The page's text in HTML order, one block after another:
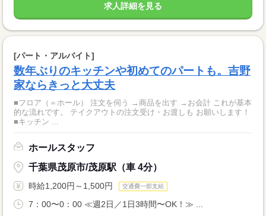
求人詳細を見る
[パート・アルバイト]
数年ぶりのキッチンや初めてのパートも。吉野
家ならきっと大丈夫
■フロア（＝ホール） 注文を伺う →商品を出す →お会計 これが基本
的な流れです。 テイクアウトの注文受け・お渡しも お願いします！
■キッチン ...
ホールスタッフ
千葉県茂原市/茂原駅（車 4分）
時給1,200円～1,500円 交通費一部支給
7：00〜0：00 ≪週2日／1日3時間〜OK！≫ ...